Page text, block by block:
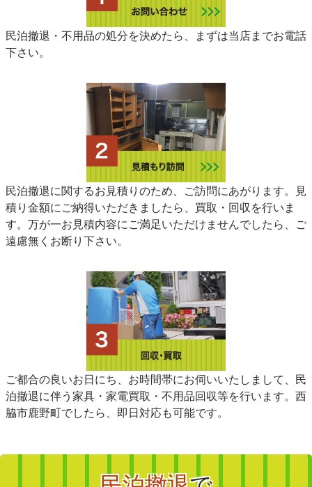
民泊撤退・不用品の処分を決めたら、まずは当店までお電話
下さい。
民泊撤退に関するお見積りのため、ご訪問にあがります。見
積り金額にご納得いただきましたら、買取・回収を行いま
す。万が一お見積内容にご満足いただけませんでしたら、ご
遠慮無くお断り下さい。
ご都合の良いお日にち、お時間帯にお伺いいたしまして、民
泊撤退に伴う家具・家電買取・不用品回収等を行います。西
脇市鹿野町でしたら、即日対応も可能です。